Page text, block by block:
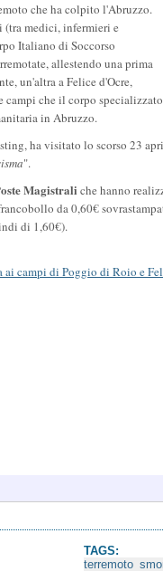
che ha colpito l'Abruzzo.
medici, infermieri e
Italiano di Soccorso
allestendo una prima
un'altra a Felice d'Ocre,
che il corpo specializzato
in Abruzzo.
ha visitato lo scorso 23
".
Magistrali che hanno
da 0,60€
di 1,60€).
campi di Poggio di Roio e
TAGS:
terremoto